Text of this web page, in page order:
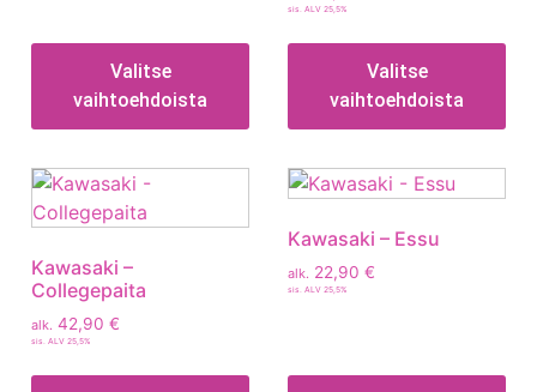
Valitse
vaihtoehdoista
sis. ALV 25,5%
Valitse
vaihtoehdoista
Kawasaki –
Collegepaita
alk. 42,90 €
sis. ALV 25,5%
Kawasaki – Essu
alk. 22,90 €
sis. ALV 25,5%